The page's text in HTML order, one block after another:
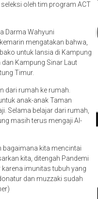
oleh tim program ACT
Darma Wahyuni
mengatakan bahwa,
untuk lansia di Kampung
Kampung Sinar Laut
Timur.
dari rumah ke rumah.
anak-anak Taman
Selama belajar dari rumah,
masih terus mengaji Al-
bagaimana kita mencintai
kita, ditengah Pandemi
imunitas tubuh yang
dan muzzaki sudah